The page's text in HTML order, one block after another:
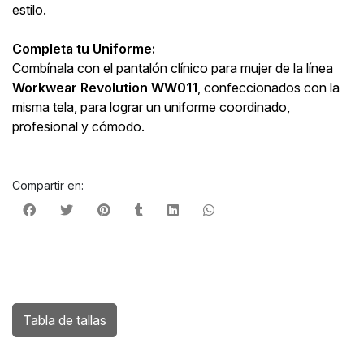
estilo.
Completa tu Uniforme:
Combínala con el pantalón clínico para mujer de la línea
Workwear Revolution WW011 , confeccionados con la
misma tela, para lograr un uniforme coordinado,
profesional y cómodo.
Compartir en:
Tabla de tallas